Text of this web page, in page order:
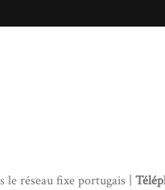
réseau fixe portugais |